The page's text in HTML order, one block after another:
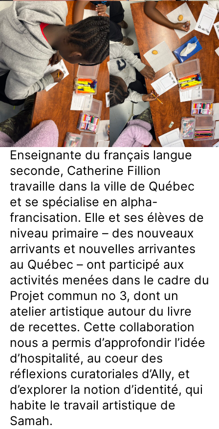
Enseignante du français langue
seconde, Catherine Fillion
travaille dans la ville de Québec
et se spécialise en alpha-
francisation. Elle et ses élèves de
niveau primaire – des nouveaux
arrivants et nouvelles arrivantes
au Québec – ont participé aux
activités menées dans le cadre du
Projet commun no 3, dont un
atelier artistique autour du livre
de recettes. Cette collaboration
nous a permis d’approfondir l’idée
d’hospitalité, au coeur des
réflexions curatoriales d’Ally, et
d’explorer la notion d’identité, qui
habite le travail artistique de
Samah.